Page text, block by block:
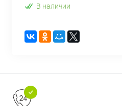
В наличии